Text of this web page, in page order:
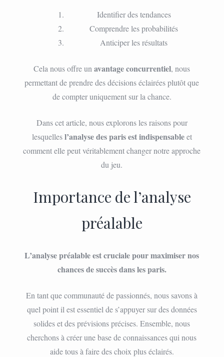
Identifier des tendances
Comprendre les probabilités
Anticiper les résultats
Cela nous offre unavantage concurrentiel, nous
permettant de prendre des décisions éclairées plutôt que
de compter uniquement sur la chance.
Dans cet article, nous explorons les raisons pour
lesquellesl’analyse des paris est indispensableet
comment elle peut véritablement changer notre approche
du jeu.
Importance de l’analyse
préalable
L’analyse préalable est cruciale pour maximiser nos
chances de succès dans les paris.
En tant que communauté de passionnés, nous savons à
quel point il est essentiel de s’appuyer sur des données
solides et des prévisions précises. Ensemble, nous
cherchons à créer une base de connaissances qui nous
aide tous à faire des choix plus éclairés.